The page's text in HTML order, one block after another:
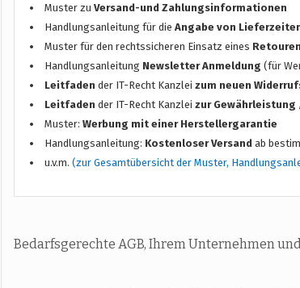
Muster zuVersand-und Zahlungsinformationen
Handlungsanleitung für dieAngabe von
Muster für den rechtssicheren Einsatz eines
Handlungsanleitung Newsletter Anmeldung(für
Leitfaden der IT-Recht Kanzleizum neuen
Leitfaden der IT-Recht Kanzleizur
Muster:Werbung mit einer Herstellergarantie
Handlungsanleitung: Kostenloser Versand ab
u.v.m.(zur Gesamtübersicht der Muster,
Bedarfsgerechte AGB, Ihrem Unternehmen